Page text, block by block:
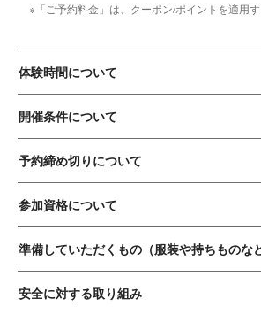
※「ご予約料金」は、クーポン/ポイントを適用す
体験時間について
開催条件について
予約締め切りについて
参加資格について
準備していただくもの（服装や持ちものな
安全に対する取り組み